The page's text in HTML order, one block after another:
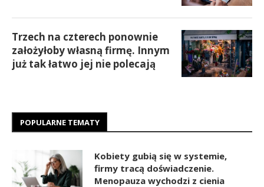
Trzech na czterech ponownie
założyłoby własną firmę. Innym
już tak łatwo jej nie polecają
POPULARNE TEMATY
Kobiety gubią się w systemie,
firmy tracą doświadczenie.
Menopauza wychodzi z cienia